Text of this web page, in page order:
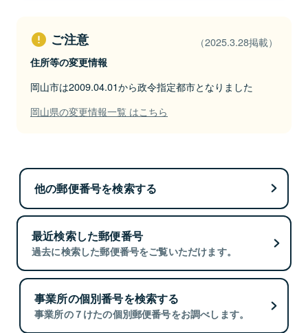
ご注意 （2025.3.28掲載）
住所等の変更情報
岡山市は2009.04.01から政令指定都市となりました
岡山県の変更情報一覧 はこちら
他の郵便番号を検索する
最近検索した郵便番号
過去に検索した郵便番号をご覧いただけます。
事業所の個別番号を検索する
事業所の７けたの個別郵便番号をお調べします。